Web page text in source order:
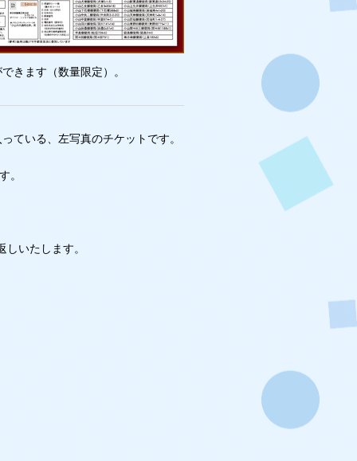
きます（数量限定）。
ている、左写真のチケットです。
。
いたします。